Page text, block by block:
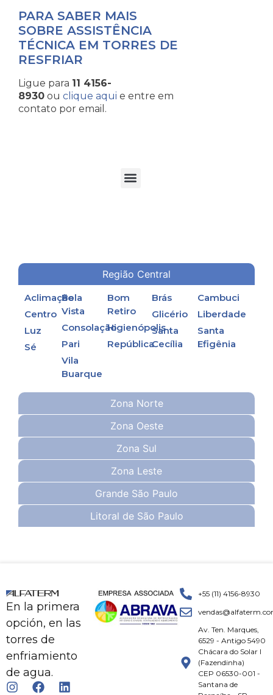
PARA SABER MAIS
SOBRE ASSISTÊNCIA
TÉCNICA EM TORRES DE
RESFRIAR
Ligue para 11 4156-
8930 ou clique aqui e entre em
contato por email.
Região Central
Zona Norte
Zona Oeste
Zona Sul
Zona Leste
Grande São Paulo
Litoral de São Paulo
Aclimação
Centro
Luz
Sé
Bela
Vista
Consolação
Pari
Vila
Buarque
Bom
Retiro
Higienópolis
República
Brás
Glicério
Santa
Cecília
Cambuci
Liberdade
Santa
Efigênia
En la primera
opción, en las
torres de
enfriamiento
de agua.
+55 (11) 4156-8930
Av. Ten. Marques,
6529 - Antigo 5490
Chácara do Solar I
(Fazendinha)
CEP 06530-001 -
Santana de